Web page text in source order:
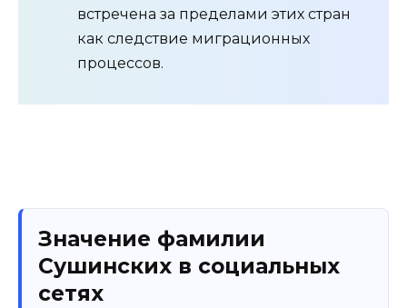
встречена за пределами этих стран
как следствие миграционных
процессов.
Значение фамилии
Сушинских в социальных
сетях